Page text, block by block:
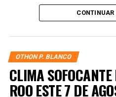
a la presión externa.
de la siguiente manera:
Cotización Bancaria
Tipo de Cambio—
CONTINUAR
OTHON P. BLANCO
CLIMA
ROO ESTE 7 DE